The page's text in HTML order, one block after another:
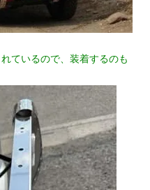
ているので、装着するのも